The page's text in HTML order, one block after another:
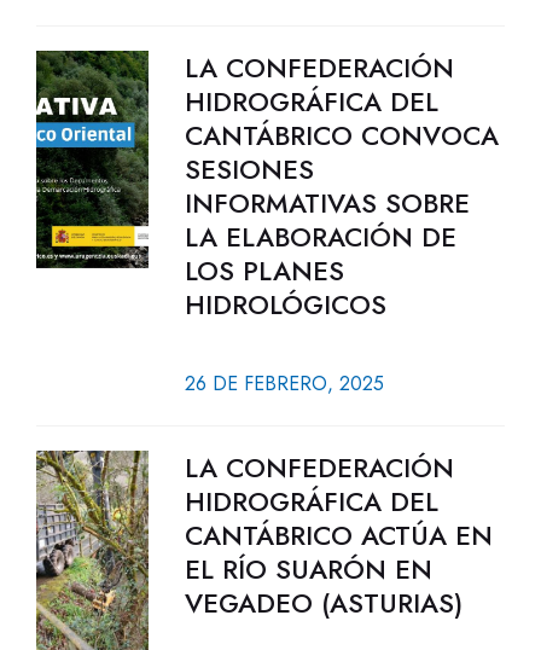
LA CONFEDERACIÓN
HIDROGRÁFICA DEL
CANTÁBRICO CONVOCA
SESIONES
INFORMATIVAS SOBRE
LA ELABORACIÓN DE
LOS PLANES
HIDROLÓGICOS
26 DE FEBRERO, 2025
LA CONFEDERACIÓN
HIDROGRÁFICA DEL
CANTÁBRICO ACTÚA EN
EL RÍO SUARÓN EN
VEGADEO (ASTURIAS)